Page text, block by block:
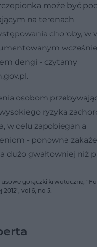
może być
na terenach
choroby, w
dengi - czytamy
osobom
ryzyka
w celu zapobiegania
- ponowne
dużo gwałtowniej niż
gorączki krwotoczne,
vol 6, no 5.